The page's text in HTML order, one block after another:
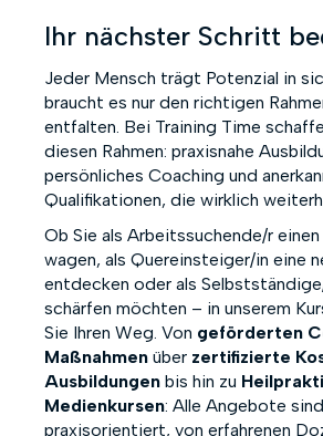
Ihr nächster Schritt
Jeder Mensch trägt Potenzial in
braucht es nur den richtigen
entfalten. Bei Training Time
diesen Rahmen: praxisnahe
persönliches Coaching und
Qualifikationen, die wirklich
Ob Sie als Arbeitssuchende/r
wagen, als Quereinsteiger/in eine
entdecken oder als
schärfen möchten – in unserem
Sie Ihren Weg. Von geförderten
Maßnahmen über zertifizierte
Ausbildungen bis hin zu
Medienkursen: Alle Angebote sind
praxisorientiert, von erfahrenen